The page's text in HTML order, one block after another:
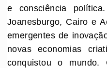
e consciência
Joanesburgo, Cairo e
emergentes de
novas economias
conquistou o